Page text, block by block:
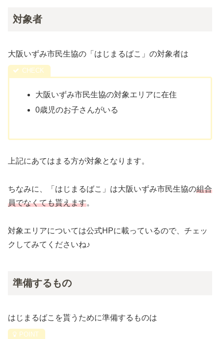
対象者
大阪いずみ市民生協の「はじまるばこ」の対象者は
大阪いずみ市民生協の対象エリアに在住
0歳児のお子さんがいる
上記にあてはまる方が対象となります。
ちなみに、「はじまるばこ」は大阪いずみ市民生協の組合
員でなくても貰えます。
対象エリアについては公式HPに載っているので、チェッ
クしてみてくださいね♪
準備するもの
はじまるばこを貰うために準備するものは